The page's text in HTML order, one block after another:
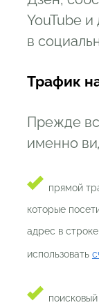
YouTube и
в
Трафик
Прежде
именно
прямой
которые
адрес в
использовать